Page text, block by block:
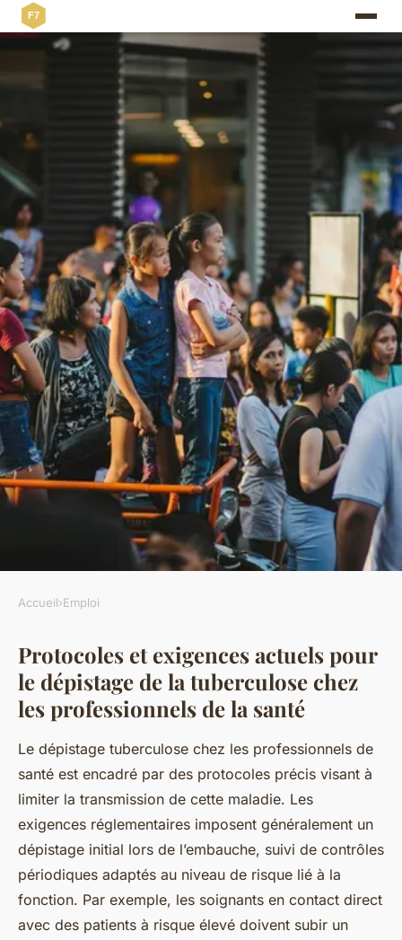
Le Guide Ultime pour le
Dépistage de la Tuberculose
chez les Professionnels de la
Santé : Tout ce que Vous Devez
Savoir
Mohamed• 20 juillet 2025•5 min de lecture
Accueil›Emploi
Protocoles et exigences actuels pour
le dépistage de la tuberculose chez
les professionnels de la santé
Le dépistage tuberculose chez les professionnels de
santé est encadré par des protocoles précis visant à
limiter la transmission de cette maladie. Les
exigences réglementaires imposent généralement un
dépistage initial lors de l’embauche, suivi de contrôles
périodiques adaptés au niveau de risque lié à la
fonction. Par exemple, les soignants en contact direct
avec des patients à risque élevé doivent subir un